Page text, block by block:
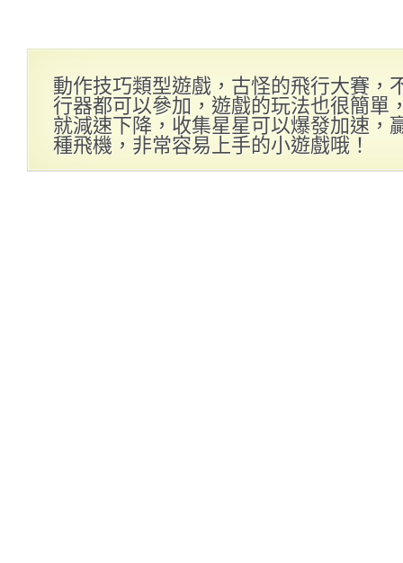
動作技巧類型遊戲，古怪的飛行大賽，
行器都可以參加，遊戲的玩法也很簡單
就減速下降，收集星星可以爆發加速，
種飛機，非常容易上手的小遊戲哦！